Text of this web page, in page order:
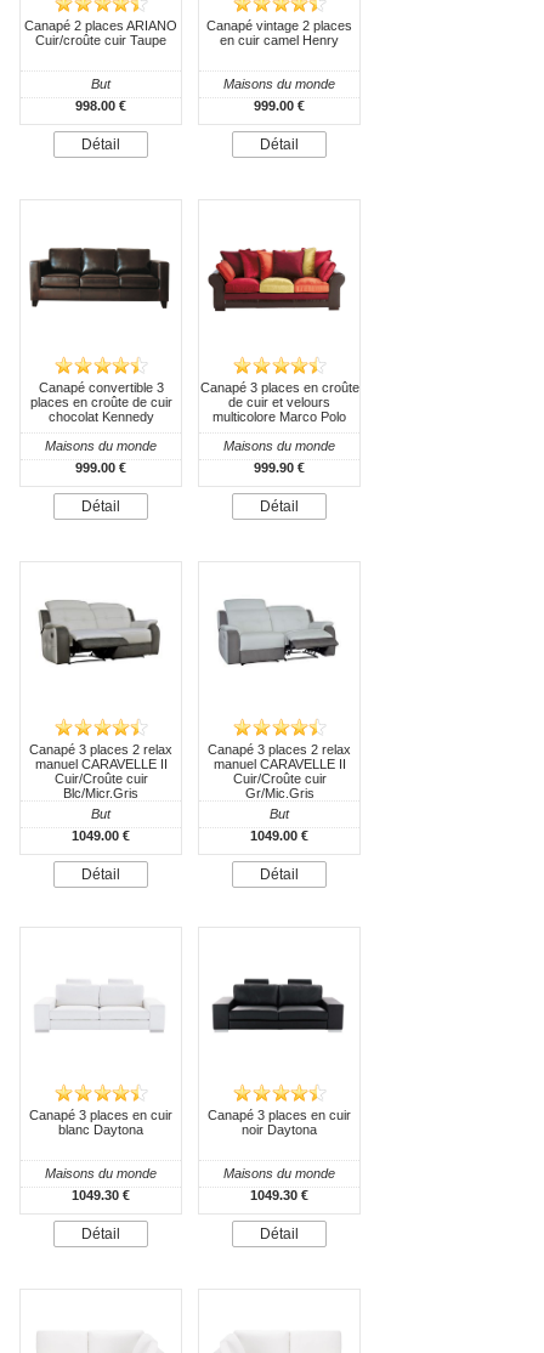
Canapé 2 places ARIANO
Cuir/croûte cuir Taupe
But
998.00 €
Détail
Canapé vintage 2 places
en cuir camel Henry
Maisons du monde
999.00 €
Détail
Canapé convertible 3
places en croûte de cuir
chocolat Kennedy
Maisons du monde
999.00 €
Détail
Canapé 3 places en croûte
de cuir et velours
multicolore Marco Polo
Maisons du monde
999.90 €
Détail
Canapé 3 places 2 relax
manuel CARAVELLE II
Cuir/Croûte cuir
Blc/Micr.Gris
But
1049.00 €
Détail
Canapé 3 places 2 relax
manuel CARAVELLE II
Cuir/Croûte cuir
Gr/Mic.Gris
But
1049.00 €
Détail
Canapé 3 places en cuir
blanc Daytona
Maisons du monde
1049.30 €
Détail
Canapé 3 places en cuir
noir Daytona
Maisons du monde
1049.30 €
Détail